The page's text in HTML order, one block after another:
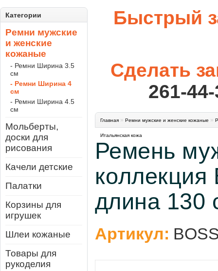
Категории
Ремни мужские
и женские
кожаные
- Ремни Ширина 3.5
см
- Ремни Ширина 4
см
- Ремни Ширина 4.5
см
Мольберты,
доски для
рисования
Качели детские
Палатки
Корзины для
игрушек
Шлеи кожаные
Товары для
рукоделия
Быстрый
Сделать
261-
Главная » Ремни мужские и женские кожаные »
Итальянская кожа
Ремень
длина 130
Артикул: